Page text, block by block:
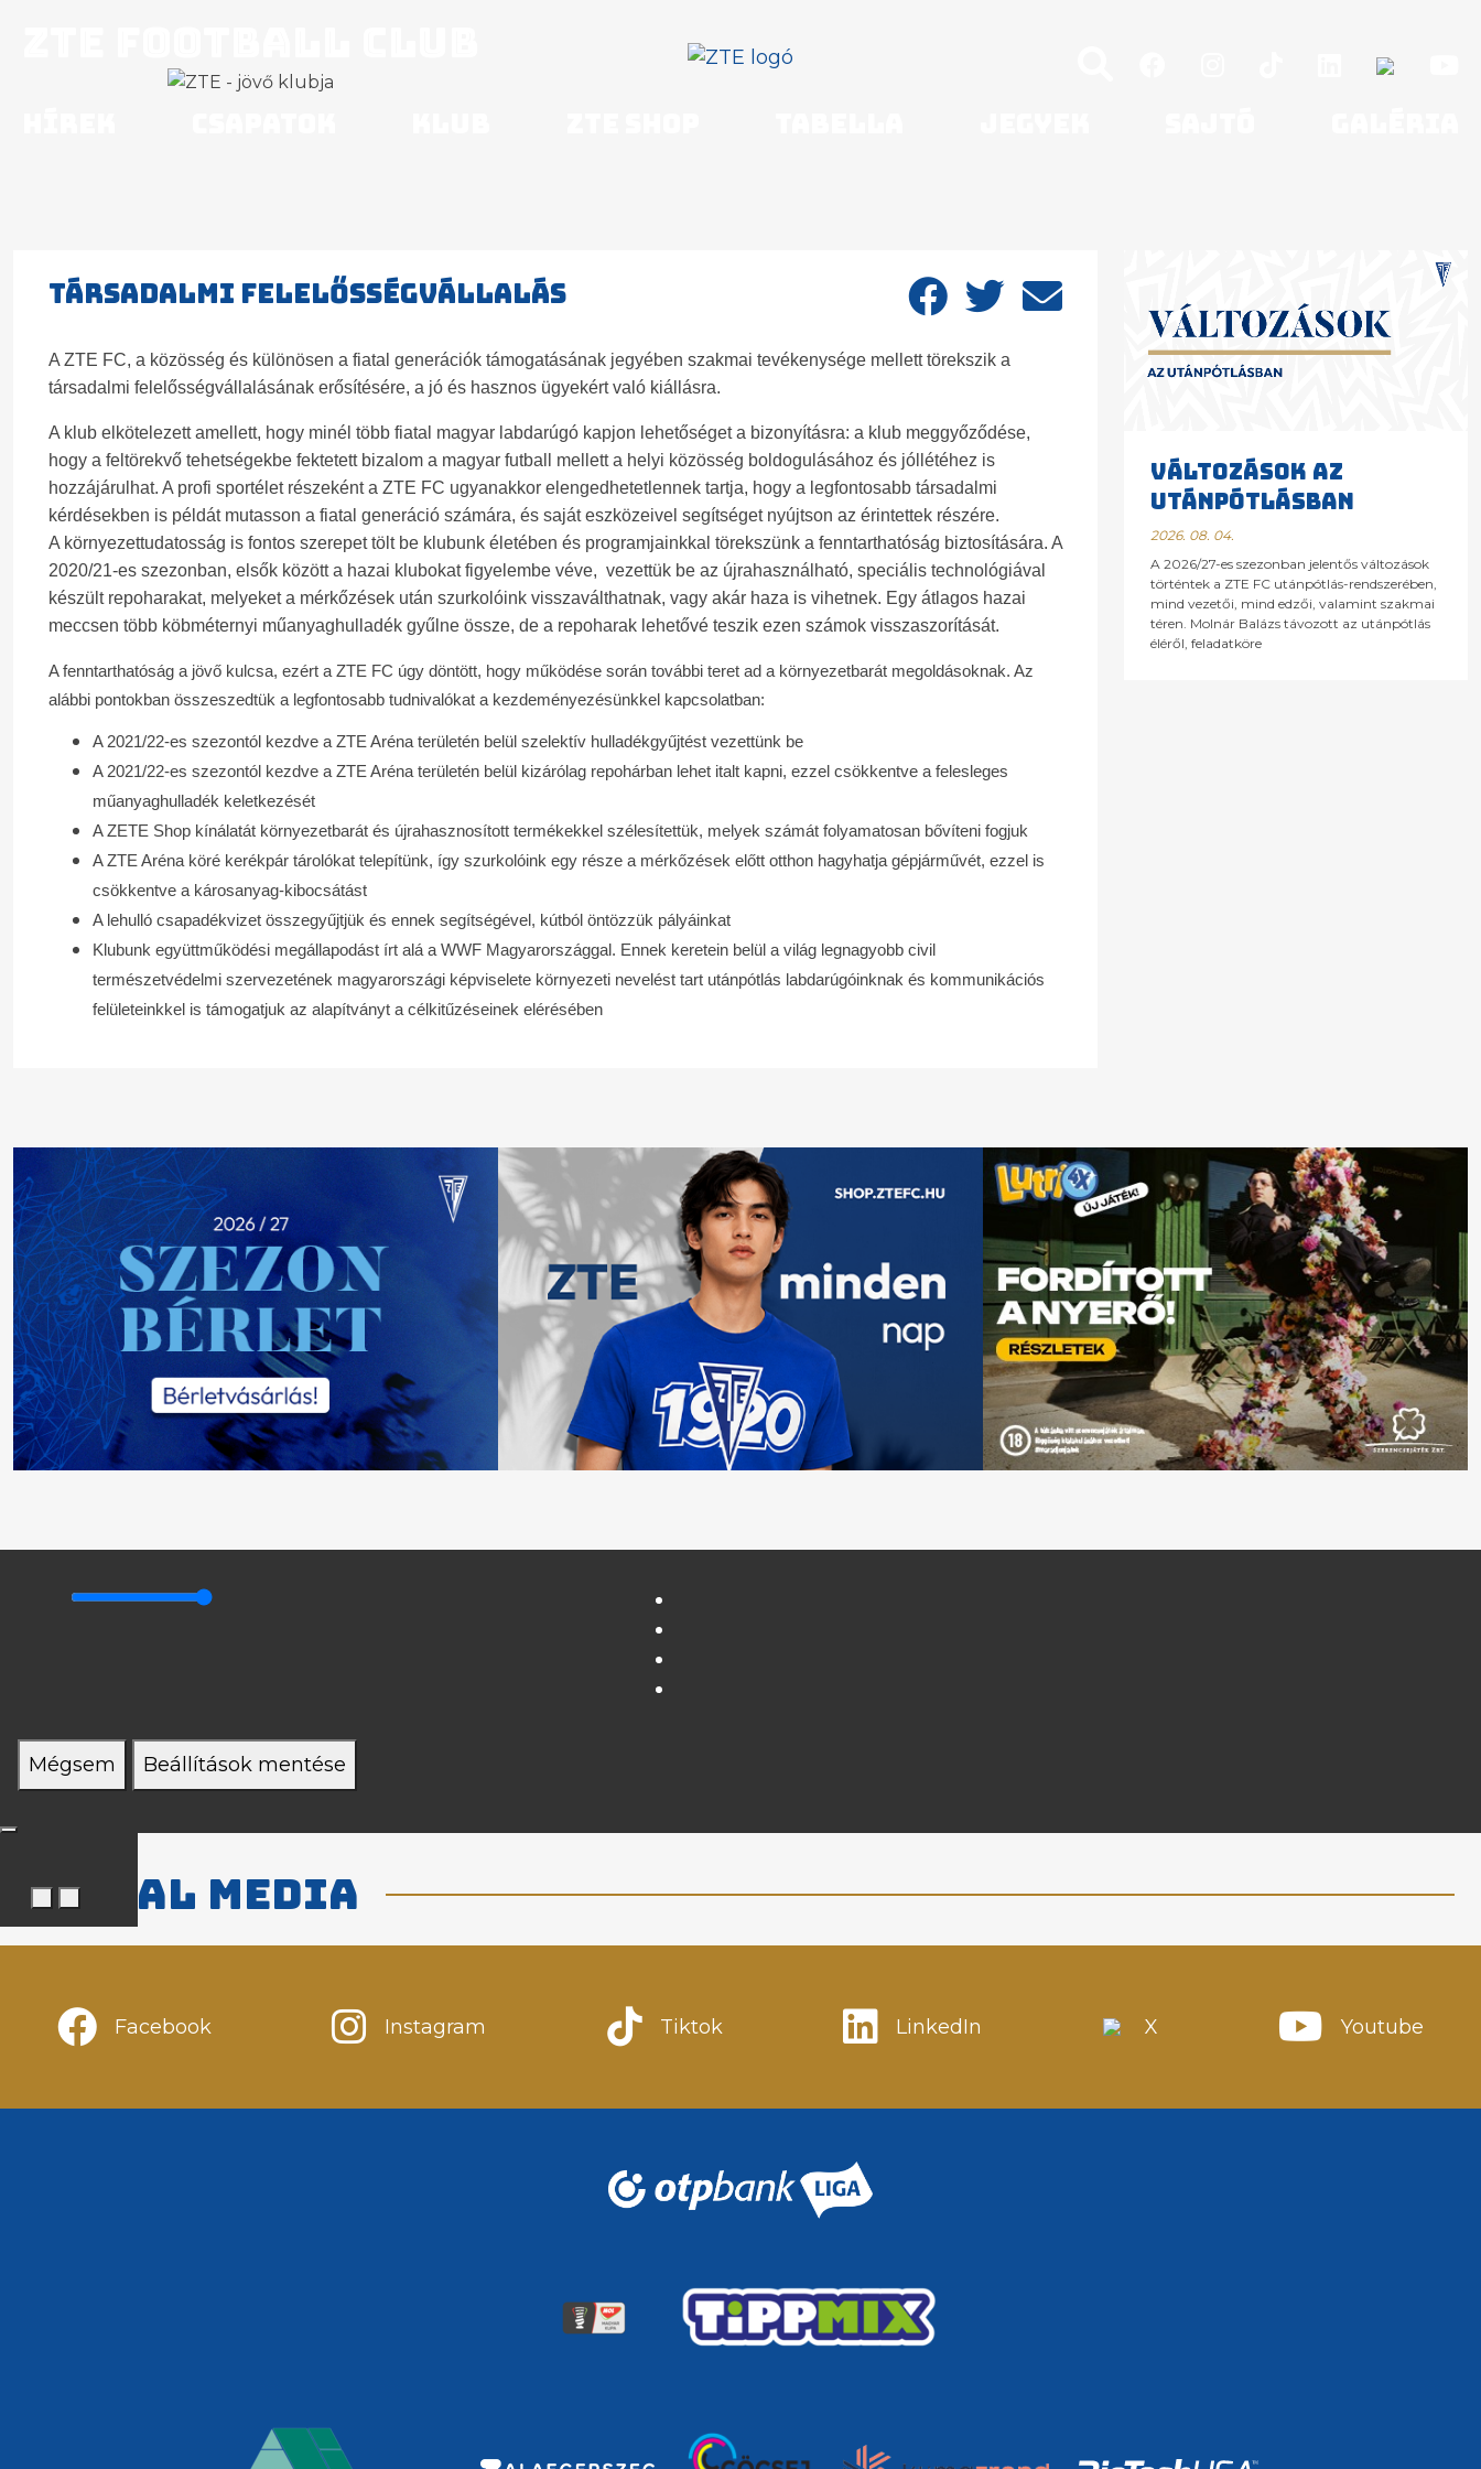
Társadalmi felelősségvállalás
A ZTE FC, a közösség és különösen a fiatal generációk támogatásának jegyében szakmai tevékenysége mellett törekszik a
társadalmi felelősségvállalásának erősítésére, a jó és hasznos ügyekért való kiállásra.
A klub elkötelezett amellett, hogy minél több fiatal magyar labdarúgó kapjon lehetőséget a bizonyításra: a klub meggyőződése,
hogy a feltörekvő tehetségekbe fektetett bizalom a magyar futball mellett a helyi közösség boldogulásához és jóllétéhez is
hozzájárulhat. A profi sportélet részeként a ZTE FC ugyanakkor elengedhetetlennek tartja, hogy a legfontosabb társadalmi
kérdésekben is példát mutasson a fiatal generáció számára, és saját eszközeivel segítséget nyújtson az érintettek részére.
A környezettudatosság is fontos szerepet tölt be klubunk életében és programjainkkal törekszünk a fenntarthatóság biztosítására. A
2020/21-es szezonban, elsők között a hazai klubokat figyelembe véve, vezettük be az újrahasználható, speciális technológiával
készült repoharakat, melyeket a mérkőzések után szurkolóink visszaválthatnak, vagy akár haza is vihetnek. Egy átlagos hazai
meccsen több köbméternyi műanyaghulladék gyűlne össze, de a repoharak lehetővé teszik ezen számok visszaszorítását.
A fenntarthatóság a jövő kulcsa, ezért a ZTE FC úgy döntött, hogy működése során további teret ad a környezetbarát megoldásoknak. Az
alábbi pontokban összeszedtük a legfontosabb tudnivalókat a kezdeményezésünkkel kapcsolatban:
A 2021/22-es szezontól kezdve a ZTE Aréna területén belül szelektív hulladékgyűjtést vezettünk be
A 2021/22-es szezontól kezdve a ZTE Aréna területén belül kizárólag repohárban lehet italt kapni, ezzel csökkentve a felesleges
műanyaghulladék keletkezését
A ZETE Shop kínálatát környezetbarát és újrahasznosított termékekkel szélesítettük, melyek számát folyamatosan bővíteni fogjuk
A ZTE Aréna köré kerékpár tárolókat telepítünk, így szurkolóink egy része a mérkőzések előtt otthon hagyhatja gépjárművét, ezzel is
csökkentve a károsanyag-kibocsátást
A lehulló csapadékvizet összegyűjtjük és ennek segítségével, kútból öntözzük pályáinkat
Klubunk együttműködési megállapodást írt alá a WWF Magyarországgal. Ennek keretein belül a világ legnagyobb civil
természetvédelmi szervezetének magyarországi képviselete környezeti nevelést tart utánpótlás labdarúgóinknak és kommunikációs
felületeinkkel is támogatjuk az alapítványt a célkitűzéseinek elérésében
VÁLTOZÁSOK AZ
UTÁNPÓTLÁSBAN
2026. 08. 04.
A 2026/27-es szezonban jelentős változások
történtek a ZTE FC utánpótlás-rendszerében,
mind vezetői, mind edzői, valamint szakmai
téren. Molnár Balázs távozott az utánpótlás
éléről, feladatköre
Mégsem Beállítások mentése
Social media
Facebook Instagram Tiktok LinkedIn X Youtube